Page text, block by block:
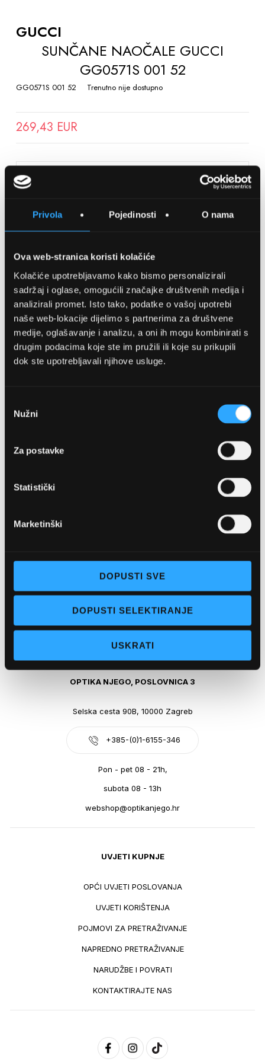
Privola Pojedinosti O nama
Ova web-stranica koristi kolačiće
Kolačiće upotrebljavamo kako bismo personalizirali
sadržaj i oglase, omogućili značajke društvenih medija i
analizirali promet. Isto tako, podatke o vašoj upotrebi
naše web-lokacije dijelimo s partnerima za društvene
medije, oglašavanje i analizu, a oni ih mogu kombinirati s
drugim podacima koje ste im pružili ili koje su prikupili
dok ste upotrebljavali njihove usluge.
pristanka
Nužni
Za postavke
Statistički
Marketinški
DOPUSTI SVE
DOPUSTI SELEKTIRANJE
USKRATI
THE
BEGINNING
GALLERY
GUCCI
SUNČANE NAOČALE GUCCI
GG0571S 001 52
GG0571S 001 52 Trenutno nije dostupno
269,43 EUR
SPREMITE NA LISTU ŽELJA
Detalji
OPTIKA NJEGO, POSLOVNICA 1
Pon - pet: 07 - 21h,
Sub: 07-21h
webshop@optikanjego.hr
OPTIKA NJEGO, POSLOVNICA 3
Selska cesta 90B, 10000 Zagreb
+385-(0)1-6155-346
Pon - pet 08 - 21h,
subota 08 - 13h
webshop@optikanjego.hr
UVJETI KUPNJE
OPĆI UVJETI POSLOVANJA
UVJETI KORIŠTENJA
POJMOVI ZA PRETRAŽIVANJE
NAPREDNO PRETRAŽIVANJE
NARUDŽBE I POVRATI
KONTAKTIRAJTE NAS